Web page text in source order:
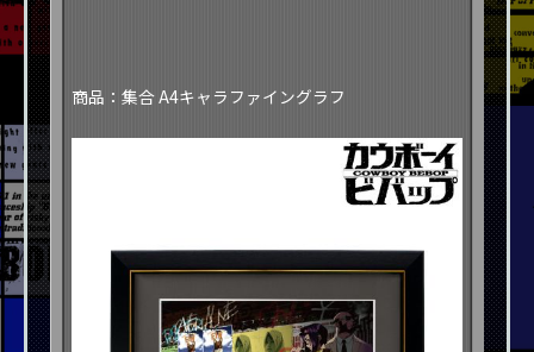
​​商品：集合 A4キャラファイングラフ